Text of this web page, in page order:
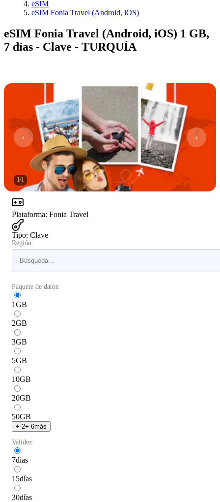
eSIM
eSIM Fonia Travel (Android, iOS)
eSIM Fonia Travel (Android, iOS) 1 GB,
7 días - Clave - TURQUÍA
1/1
Plataforma: Fonia Travel
Tipo: Clave
Región:
Paquete de datos:
1GB
2GB
3GB
5GB
10GB
20GB
50GB
+-2+-6más
Validez:
7días
15días
30días